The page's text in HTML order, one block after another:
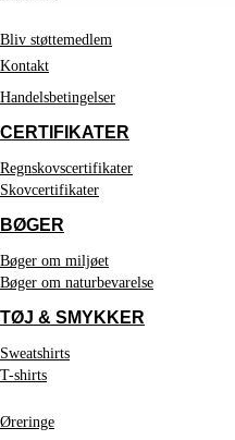
Bliv støttemedlem
Kontakt
Handelsbetingelser
CERTIFIKATER
Regnskovscertifikater
Skovcertifikater
BØGER
Bøger om miljøet
Bøger om naturbevarelse
TØJ & SMYKKER
Sweatshirts
T-shirts
Øreringe